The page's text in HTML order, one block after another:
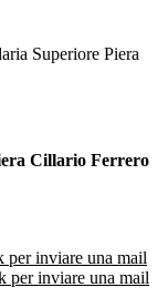
Superiore Piera
Cillario Ferrero
per inviare una mail
per inviare una mail